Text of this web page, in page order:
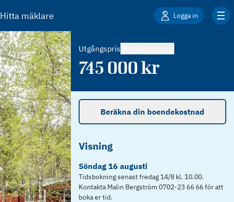
Hitta mäklare Logga in
Utgångspris
745 000kr
Beräkna din boendekostnad
Visning
Söndag 16 augusti
Tidsbokning senast fredag 14/8 kl. 10.00.
Kontakta Malin Bergström 0702-23 66 66 för att
boka er tid.